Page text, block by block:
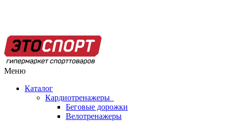
Меню
Каталог
Кардиотренажеры
Беговые дорожки
Велотренажеры